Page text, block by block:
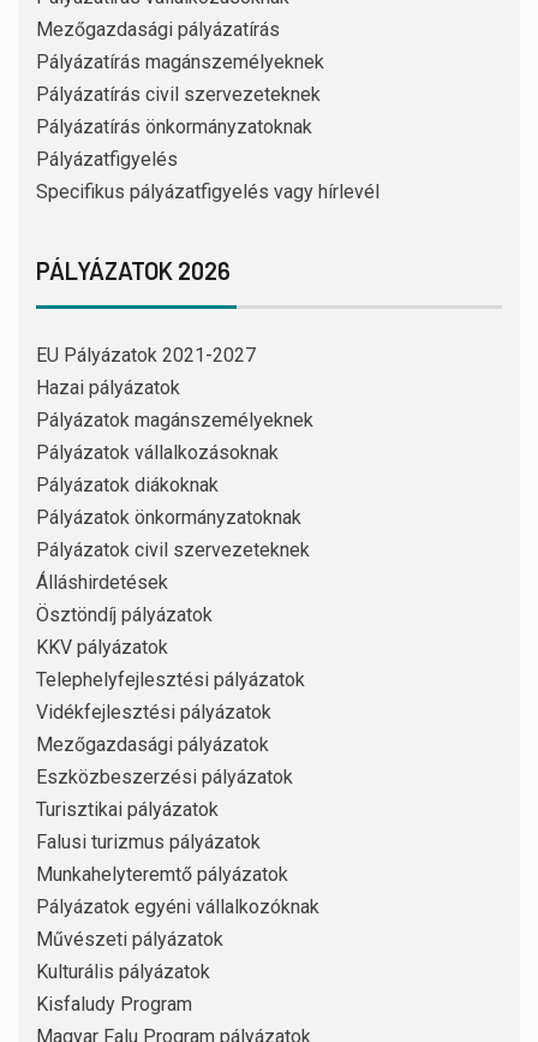
Mezőgazdasági pályázatírás
Pályázatírás magánszemélyeknek
Pályázatírás civil szervezeteknek
Pályázatírás önkormányzatoknak
Pályázatfigyelés
Specifikus pályázatfigyelés vagy hírlevél
PÁLYÁZATOK 2026
EU Pályázatok 2021-2027
Hazai pályázatok
Pályázatok magánszemélyeknek
Pályázatok vállalkozásoknak
Pályázatok diákoknak
Pályázatok önkormányzatoknak
Pályázatok civil szervezeteknek
Álláshirdetések
Ösztöndíj pályázatok
KKV pályázatok
Telephelyfejlesztési pályázatok
Vidékfejlesztési pályázatok
Mezőgazdasági pályázatok
Eszközbeszerzési pályázatok
Turisztikai pályázatok
Falusi turizmus pályázatok
Munkahelyteremtő pályázatok
Pályázatok egyéni vállalkozóknak
Művészeti pályázatok
Kulturális pályázatok
Kisfaludy Program
Magyar Falu Program pályázatok